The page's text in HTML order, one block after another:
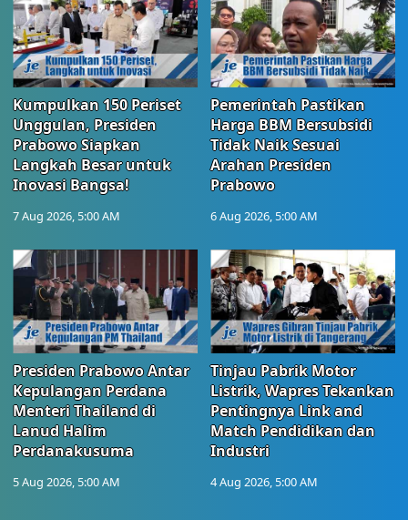
Kumpulkan 150 Periset
Unggulan, Presiden
Prabowo Siapkan
Langkah Besar untuk
Inovasi Bangsa!
7 Aug 2026, 5:00 AM
Pemerintah Pastikan
Harga BBM Bersubsidi
Tidak Naik Sesuai
Arahan Presiden
Prabowo
6 Aug 2026, 5:00 AM
Presiden Prabowo Antar
Kepulangan Perdana
Menteri Thailand di
Lanud Halim
Perdanakusuma
5 Aug 2026, 5:00 AM
Tinjau Pabrik Motor
Listrik, Wapres Tekankan
Pentingnya Link and
Match Pendidikan dan
Industri
4 Aug 2026, 5:00 AM